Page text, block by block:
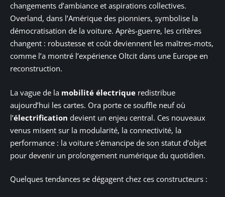
changements d’ambiance et aspirations collectives.
Overland, dans l’Amérique des pionniers, symbolise la
démocratisation de la voiture. Après-guerre, les critères
changent : robustesse et coût deviennent les maîtres-mots,
comme l’a montré l’expérience Oltcit dans une Europe en
reconstruction.
La vague de la mobilité électrique redistribue
aujourd’hui les cartes. Ora porte ce souffle neuf où
l’électrification devient un enjeu central. Ces nouveaux
venus misent sur la modularité, la connectivité, la
performance : la voiture s’émancipe de son statut d’objet
pour devenir un prolongement numérique du quotidien.
Quelques tendances se dégagent chez ces constructeurs :